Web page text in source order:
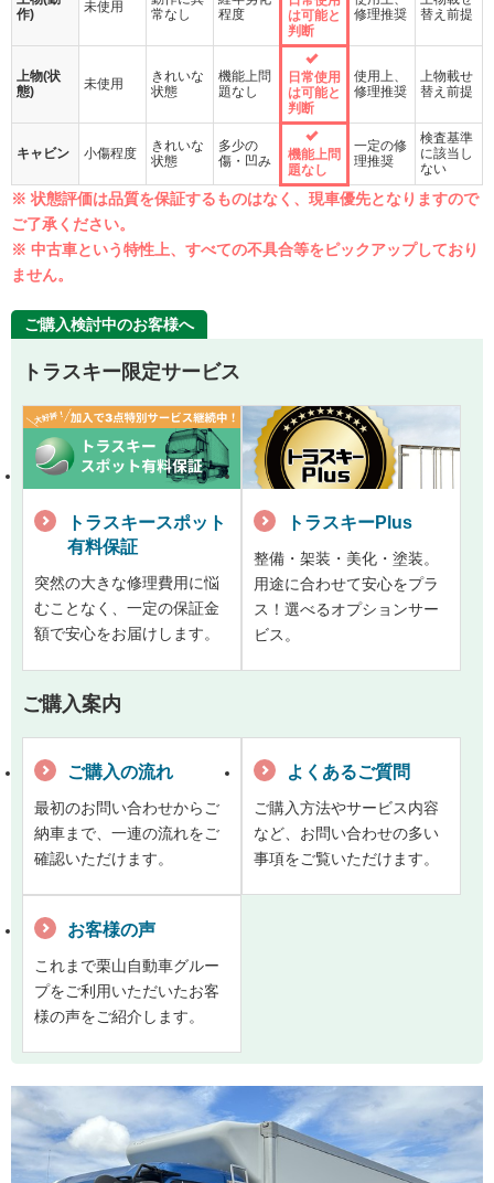
作)
未使用
常なし
程度
は可能と
判断
修理推奨
替え前提
上物(状
態)
未使用
きれいな
状態
機能上問
題なし
日常使用
は可能と
判断
使用上、
修理推奨
上物載せ
替え前提
キャビン 小傷程度
きれいな
状態
多少の
傷・凹み
機能上問
題なし
一定の修
理推奨
検査基準
に該当し
ない
※ 状態評価は品質を保証するものはなく、現車優先となりますので
ご了承ください。
※ 中古車という特性上、すべての不具合等をピックアップしており
ません。
ご購入検討中のお客様へ
トラスキー限定サービス
トラスキースポット
有料保証
突然の大きな修理費用に悩
むことなく、一定の保証金
額で安心をお届けします。
トラスキーPlus
整備・架装・美化・塗装。
用途に合わせて安心をプラ
ス！選べるオプションサー
ビス。
ご購入案内
ご購入の流れ
最初のお問い合わせからご
納車まで、一連の流れをご
確認いただけます。
よくあるご質問
ご購入方法やサービス内容
など、お問い合わせの多い
事項をご覧いただけます。
お客様の声
これまで栗山自動車グルー
プをご利用いただいたお客
様の声をご紹介します。